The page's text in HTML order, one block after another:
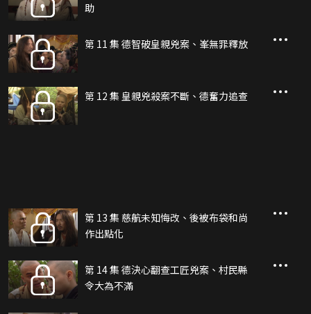
助
第 11 集 德智破皇親兇案、峯無罪釋放
第 12 集 皇親兇殺案不斷、德奮力追查
第 13 集 慈航未知悔改、後被布袋和尚
作出點化
第 14 集 德決心翻查工匠兇案、村民縣
令大為不滿